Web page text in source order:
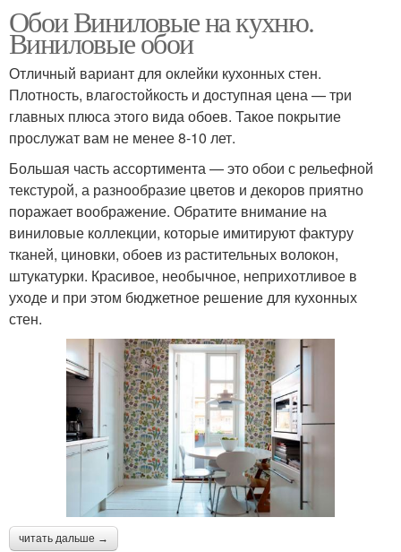
Обои Виниловые на кухню.
Виниловые обои
Отличный вариант для оклейки кухонных стен.
Плотность, влагостойкость и доступная цена — три
главных плюса этого вида обоев. Такое покрытие
прослужат вам не менее 8-10 лет.
Большая часть ассортимента — это обои с рельефной
текстурой, а разнообразие цветов и декоров приятно
поражает воображение. Обратите внимание на
виниловые коллекции, которые имитируют фактуру
тканей, циновки, обоев из растительных волокон,
штукатурки. Красивое, необычное, неприхотливое в
уходе и при этом бюджетное решение для кухонных
стен.
читать дальше →